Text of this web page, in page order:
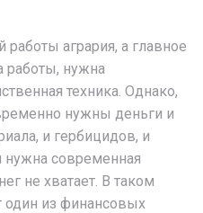
агрария, а главное
работы, нужна
техника. Однако,
нужны деньги и
и гербицидов, и
современная
не хватает. В таком
один из финансовых